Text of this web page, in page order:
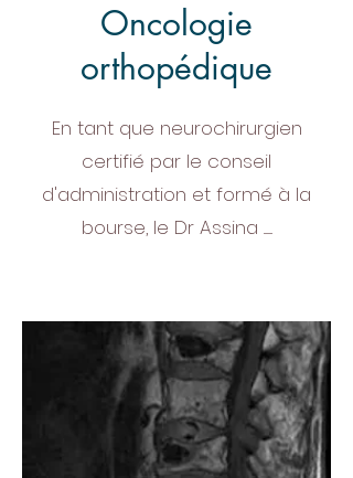
Oncologie
orthopédique
En tant que neurochirurgien
certifié par le conseil
d'administration et formé à la
bourse, le Dr Assina ........